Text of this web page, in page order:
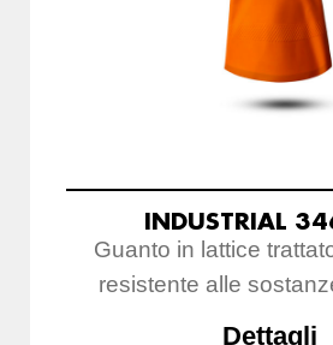
INDUSTRIAL
Guanto in lattice
resistente alle
Dettagli